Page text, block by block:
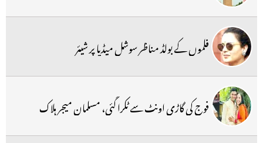
فلموں کے بولڈ مناظر سوشل میڈیا پر شیئر
فوج کی گاڑی اونٹ سے ٹکرا گئی، مسلمان میجر ہلاک